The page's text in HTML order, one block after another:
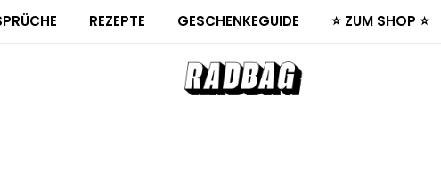
REZEPTE GESCHENKEGUIDE ⭐ ZUM SHOP ⭐